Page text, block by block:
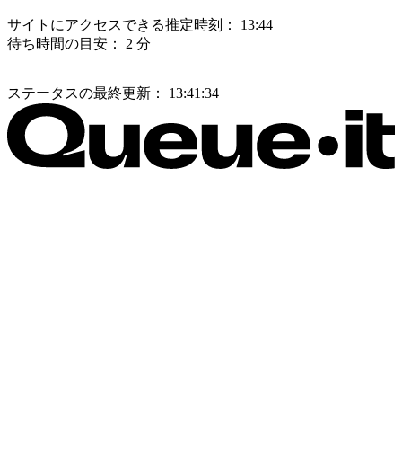
サイトにアクセスできる推定時刻：
13:44
待ち時間の目安：
2 分
ステータスの最終更新： 13:41:34